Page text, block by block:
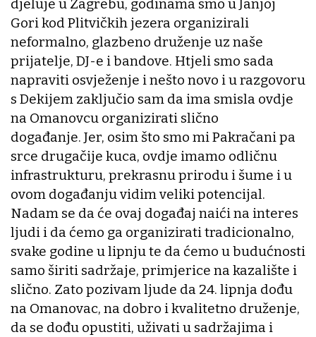
djeluje u Zagrebu, godinama smo u Janjoj
Gori kod Plitvičkih jezera organizirali
neformalno, glazbeno druženje uz naše
prijatelje, DJ-e i bandove. Htjeli smo sada
napraviti osvježenje i nešto novo i u razgovoru
s Dekijem zaključio sam da ima smisla ovdje
na Omanovcu organizirati slično
događanje. Jer, osim što smo mi Pakračani pa
srce drugačije kuca, ovdje imamo odličnu
infrastrukturu, prekrasnu prirodu i šume i u
ovom događanju vidim veliki potencijal.
Nadam se da će ovaj događaj naići na interes
ljudi i da ćemo ga organizirati tradicionalno,
svake godine u lipnju te da ćemo u budućnosti
samo širiti sadržaje, primjerice na kazalište i
slično. Zato pozivam ljude da 24. lipnja dođu
na Omanovac, na dobro i kvalitetno druženje,
da se dođu opustiti, uživati u sadržajima i